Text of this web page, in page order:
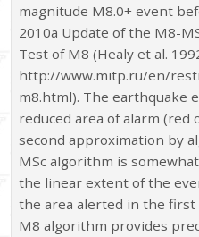
magnitude M8.0+ event
2010a Update of the M8-
Test of M8 (Healy et al.
http://www.mitp.ru/en/
m8.html). The earthquake
reduced area of alarm (red
second approximation by
MSc algorithm is
the linear extent of the
the area alerted in the
M8 algorithm provides